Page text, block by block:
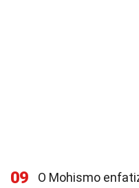
09
O Mohismo